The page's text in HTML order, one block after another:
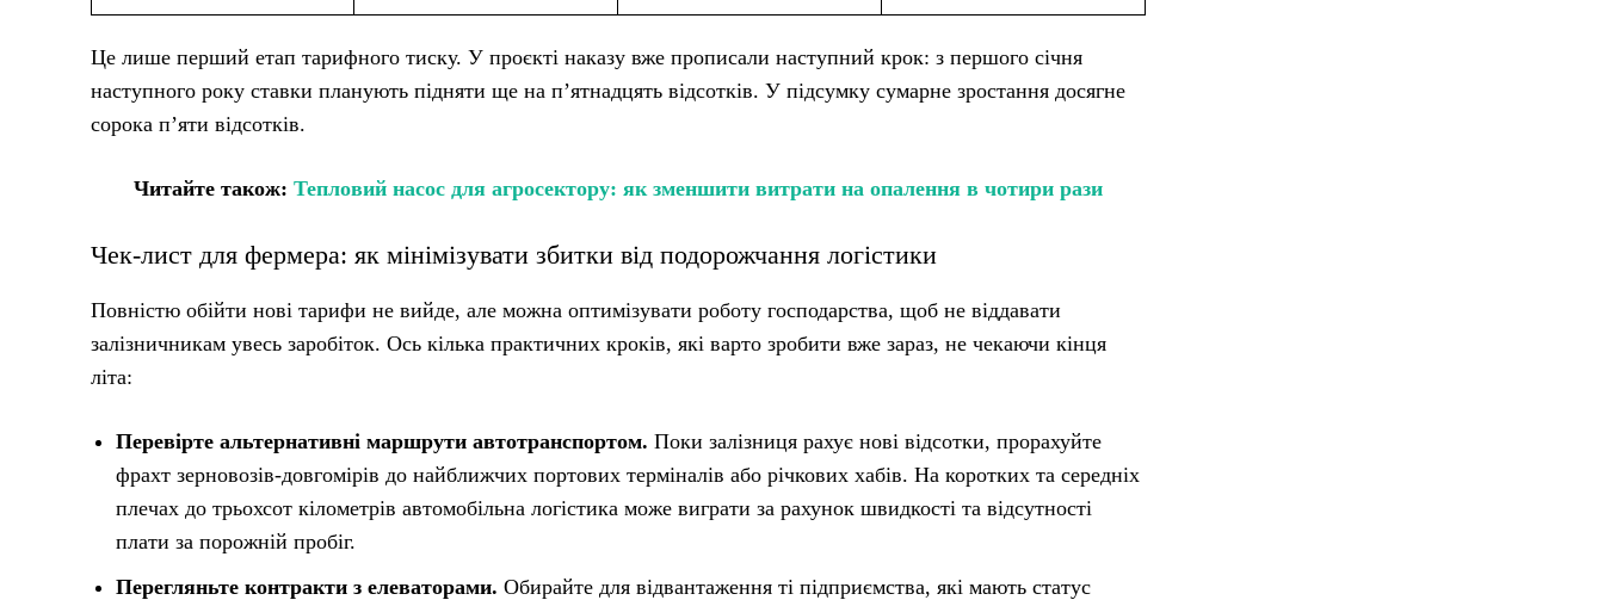
Це лише перший етап тарифного тиску. У проєкті наказу вже прописали наступний крок: з першого січня
наступного року ставки планують підняти ще на п’ятнадцять відсотків. У підсумку сумарне зростання досягне
сорока п’яти відсотків.
Читайте також: Тепловий насос для агросектору: як зменшити витрати на опалення в чотири рази
Чек-лист для фермера: як мінімізувати збитки від подорожчання логістики
Повністю обійти нові тарифи не вийде, але можна оптимізувати роботу господарства, щоб не віддавати
залізничникам увесь заробіток. Ось кілька практичних кроків, які варто зробити вже зараз, не чекаючи кінця
літа:
Перевірте альтернативні маршрути автотранспортом. Поки залізниця рахує нові відсотки, прорахуйте
фрахт зерновозів-довгомірів до найближчих портових терміналів або річкових хабів. На коротких та середніх
плечах до трьохсот кілометрів автомобільна логістика може виграти за рахунок швидкості та відсутності
плати за порожній пробіг.
Перегляньте контракти з елеваторами. Обирайте для відвантаження ті підприємства, які мають статус